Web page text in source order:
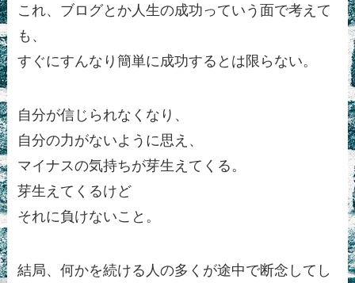
これ、ブログとか人生の成功っていう面で考えて
も、
すぐにすんなり簡単に成功するとは限らない。
自分が信じられなくなり、
自分の力がないように思え、
マイナスの気持ちが芽生えてくる。
芽生えてくるけど
それに負けないこと。
結局、何かを続ける人の多くが途中で断念してし